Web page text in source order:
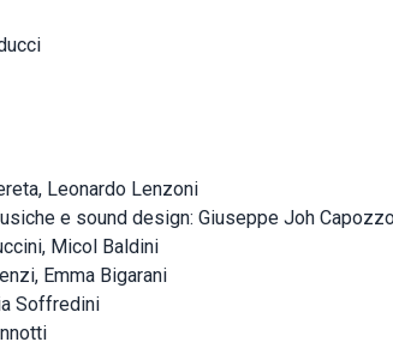
Leonardo Lenzoni
e sound design: Giuseppe Joh
Micol Baldini
Emma Bigarani
Soffredini